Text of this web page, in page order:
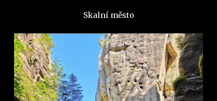
Skalní město